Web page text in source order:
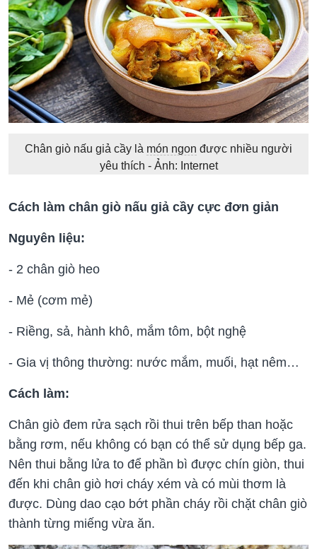
Chân giò nấu giả cầy là món ngon được nhiều người
yêu thích - Ảnh: Internet
Cách làm chân giò nấu giả cầy cực đơn giản
Nguyên liệu:
- 2 chân giò heo
- Mẻ (cơm mẻ)
- Riềng, sả, hành khô, mắm tôm, bột nghệ
- Gia vị thông thường: nước mắm, muối, hạt nêm…
Cách làm:
Chân giò đem rửa sạch rồi thui trên bếp than hoặc
bằng rơm, nếu không có bạn có thể sử dụng bếp ga.
Nên thui bằng lửa to để phần bì được chín giòn, thui
đến khi chân giò hơi cháy xém và có mùi thơm là
được. Dùng dao cạo bớt phần cháy rồi chặt chân giò
thành từng miếng vừa ăn.